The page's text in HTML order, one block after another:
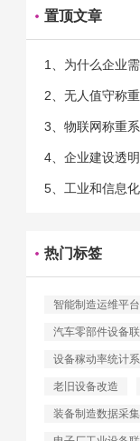
置顶文章
1、为什么企业
2、无人值守称
3、物联网称重
4、企业建设透
5、工业和信息
热门标签
智能制造运维平台
汽车零部件设备
设备稼动率统计
老旧设备改造
装备制造数据采